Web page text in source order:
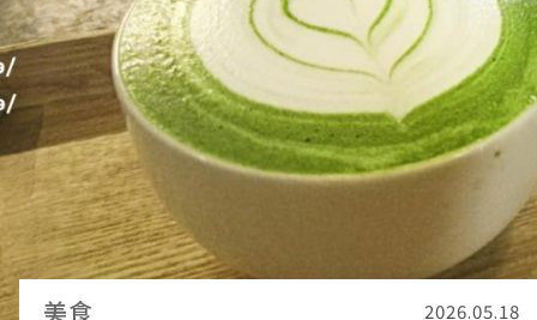
美食 2026.05.18